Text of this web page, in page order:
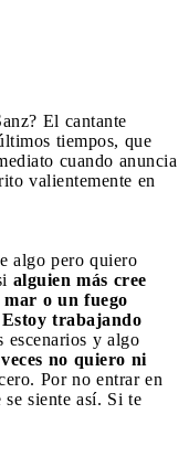
El cantante
tiempos, que
cuando anuncia
valientemente en
algo pero quiero
alguien más cree
o un fuego
trabajando
escenarios y algo
no quiero ni
Por no entrar en
siente así. Si te